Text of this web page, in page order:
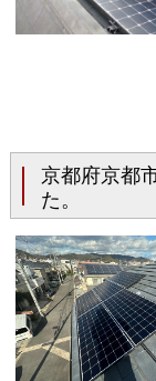
京都府京都
た。